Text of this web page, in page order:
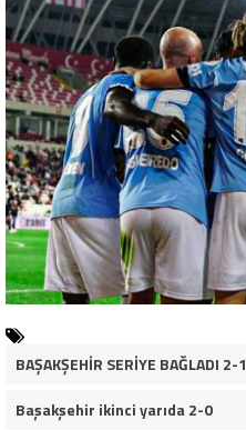
BAŞAKŞEHİR SERİYE BAĞLADI 2-1
Başakşehir ikinci yarıda 2-0